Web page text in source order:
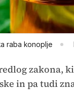
raba konoplje
zakona,
in pa tudi